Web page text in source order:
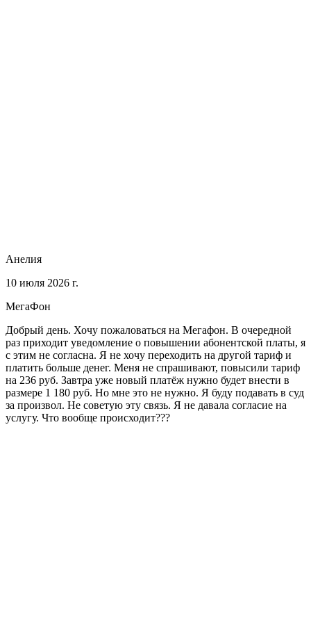
Анелия
10 июля 2026 г.
МегаФон
Добрый день. Хочу пожаловаться на Мегафон. В очередной
раз приходит уведомление о повышении абонентской платы, я
с этим не согласна. Я не хочу переходить на другой тариф и
платить больше денег. Меня не спрашивают, повысили тариф
на 236 руб. Завтра уже новый платёж нужно будет внести в
размере 1 180 руб. Но мне это не нужно. Я буду подавать в суд
за произвол. Не советую эту связь. Я не давала согласие на
услугу. Что вообще происходит???